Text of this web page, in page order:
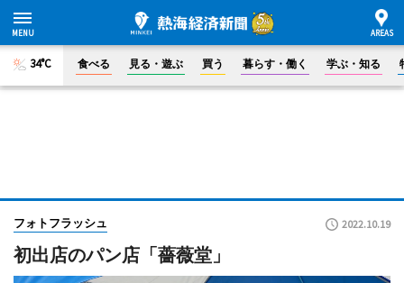
34°C 食べる 見る・遊ぶ 買う 暮らす・働く 学ぶ・知る
フォトフラッシュ 2022.10.19
初出店のパン店「薔薇堂」